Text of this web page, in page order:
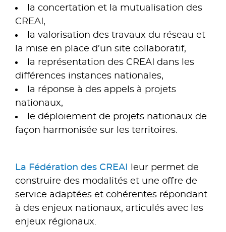
la concertation et la mutualisation des
CREAI,
la valorisation des travaux du réseau et
la mise en place d’un site collaboratif,
la représentation des CREAI dans les
différences instances nationales,
la réponse à des appels à projets
nationaux,
le déploiement de projets nationaux de
façon harmonisée sur les territoires.
La Fédération des CREAI
leur permet de
construire des modalités et une offre de
service adaptées et cohérentes répondant
à des enjeux nationaux, articulés avec les
enjeux régionaux.